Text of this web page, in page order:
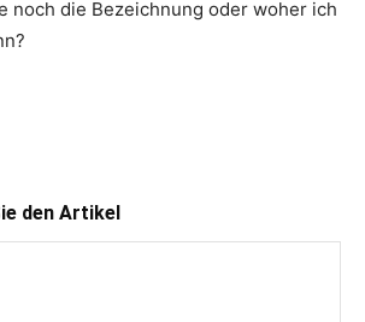
noch die Bezeichnung oder woher ich
den Artikel